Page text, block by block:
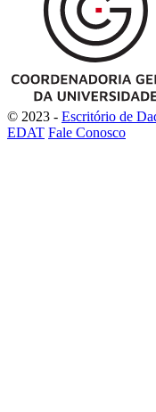
© 2023 - Escritório de
EDAT Fale Conosco